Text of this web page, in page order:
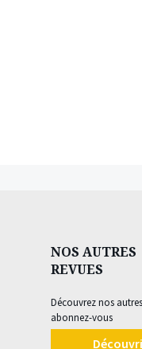
NOS AUTRES
REVUES
Découvrez nos
abonnez-vous